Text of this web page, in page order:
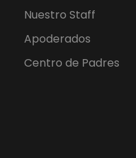
Nuestro Staff
Apoderados
Centro de Padres